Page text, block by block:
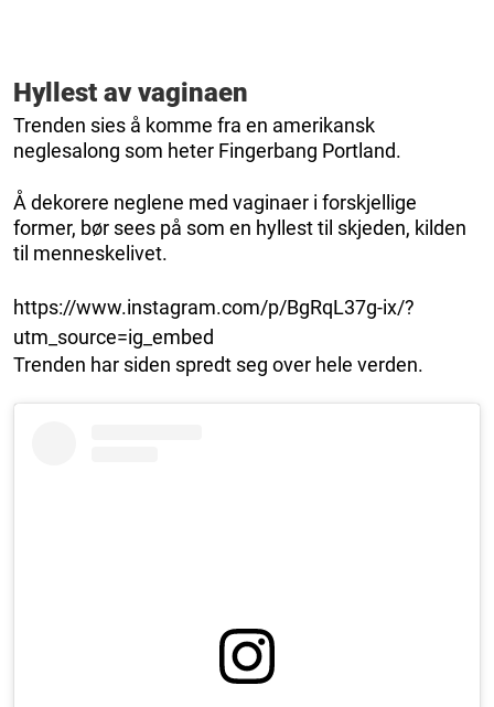
Hyllest av vaginaen
Trenden sies å komme fra en amerikansk
neglesalong som heter Fingerbang Portland.
Å dekorere neglene med vaginaer i forskjellige
former, bør sees på som en hyllest til skjeden, kilden
til menneskelivet.
https://www.instagram.com/p/BgRqL37g-ix/?
utm_source=ig_embed
Trenden har siden spredt seg over hele verden.